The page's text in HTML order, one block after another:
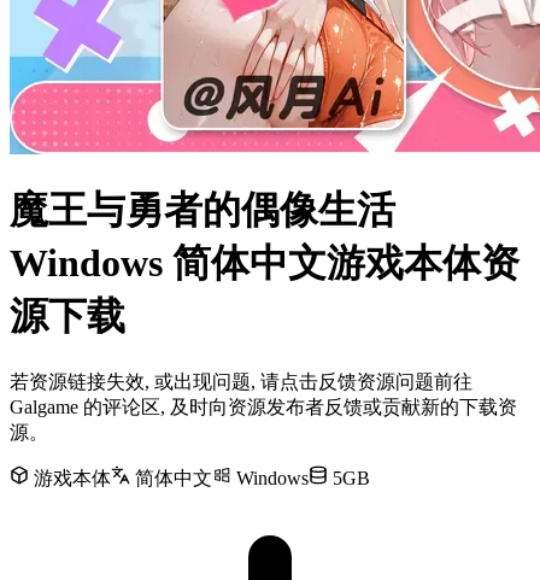
魔王与勇者的偶像生活
Windows 简体中文游戏本体资
源下载
若资源链接失效, 或出现问题, 请点击反馈资源问题前往
Galgame 的评论区, 及时向资源发布者反馈或贡献新的下载资
源。
游戏本体 简体中文 Windows 5GB